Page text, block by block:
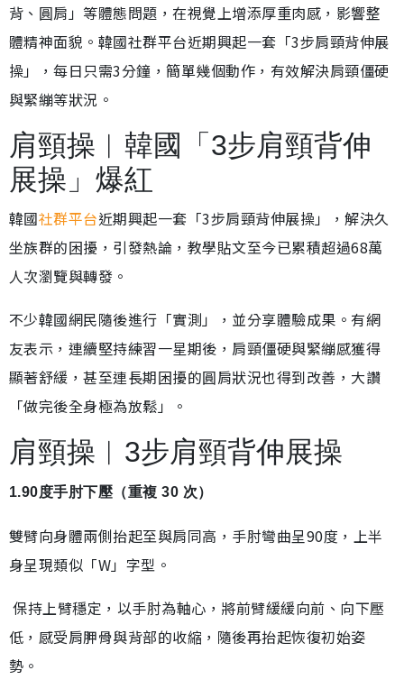
背、圓肩」等體態問題，在視覺上增添厚重肉感，影響整
體精神面貌。韓國社群平台近期興起一套「3步肩頸背伸展
操」，每日只需3分鐘，簡單幾個動作，有效解決肩頸僵硬
與緊繃等狀況。
肩頸操︱韓國「3步肩頸背伸
展操」爆紅
韓國社群平台近期興起一套「3步肩頸背伸展操」，解決久
坐族群的困擾，引發熱論，教學貼文至今已累積超過68萬
人次瀏覽與轉發。
不少韓國網民隨後進行「實測」，並分享體驗成果。有網
友表示，連續堅持練習一星期後，肩頸僵硬與緊繃感獲得
顯著舒緩，甚至連長期困擾的圓肩狀況也得到改善，大讚
「做完後全身極為放鬆」。
肩頸操︱3步肩頸背伸展操
1.90度手肘下壓（重複 30 次）
雙臂向身體兩側抬起至與肩同高，手肘彎曲呈90度，上半
身呈現類似「W」字型。
保持上臂穩定，以手肘為軸心，將前臂緩緩向前、向下壓
低，感受肩胛骨與背部的收縮，隨後再抬起恢復初始姿
勢。